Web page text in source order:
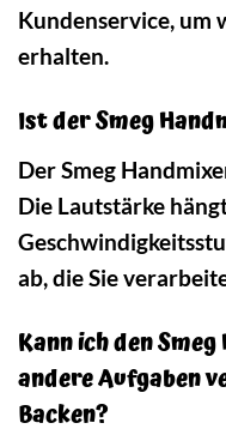
Kundenservice, um
erhalten.
Ist der Smeg
Der Smeg
Die Lautstärke
ab, die Sie
Kann ich den
andere Aufgaben
Backen?